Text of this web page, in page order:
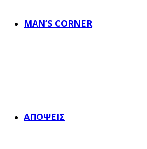
MAN’S CORNER
ΑΠΌΨΕΙΣ